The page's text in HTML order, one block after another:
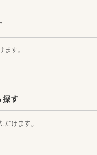
す。
す
けます。